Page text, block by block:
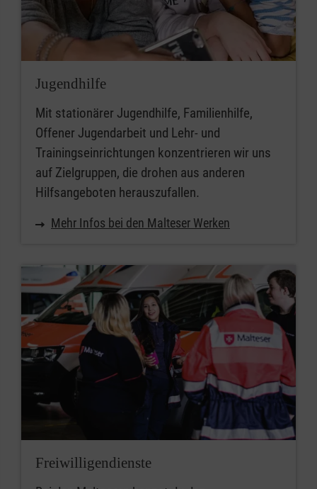
Jugendhilfe
Mit stationärer Jugendhilfe, Familienhilfe,
Offener Jugendarbeit und Lehr- und
Trainingseinrichtungen konzentrieren wir uns
auf Zielgruppen, die drohen aus anderen
Hilfsangeboten herauszufallen.
Mehr Infos bei den Malteser Werken
Freiwilligendienste